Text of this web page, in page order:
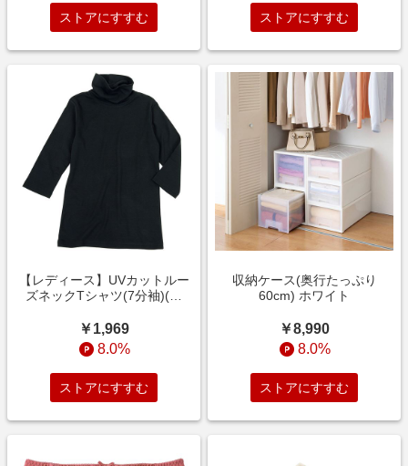
ストアにすすむ ストアにすすむ
【レディース】UVカットルー
ズネックTシャツ(7分袖)(綿
ブラック
￥1,969
8.0%
ストアにすすむ
収納ケース(奥行たっぷり
60cm) ホワイト
￥8,990
8.0%
ストアにすすむ